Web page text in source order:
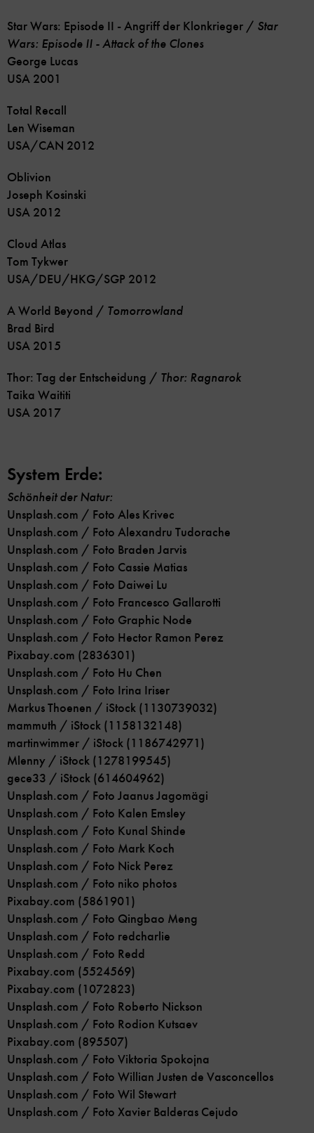
Star Wars: Episode II - Angriff der Klonkrieger / Star
Wars: Episode II - Attack of the Clones
George Lucas
USA 2001
Total Recall
Len Wiseman
USA/CAN 2012
Oblivion
Joseph Kosinski
USA 2012
Cloud Atlas
Tom Tykwer
USA/DEU/HKG/SGP 2012
A World Beyond / Tomorrowland
Brad Bird
USA 2015
Thor: Tag der Entscheidung / Thor: Ragnarok
Taika Waititi
USA 2017
System Erde:
Schönheit der Natur:
Unsplash.com / Foto Ales Krivec
Unsplash.com / Foto Alexandru Tudorache
Unsplash.com / Foto Braden Jarvis
Unsplash.com / Foto Cassie Matias
Unsplash.com / Foto Daiwei Lu
Unsplash.com / Foto Francesco Gallarotti
Unsplash.com / Foto Graphic Node
Unsplash.com / Foto Hector Ramon Perez
Pixabay.com (2836301)
Unsplash.com / Foto Hu Chen
Unsplash.com / Foto Irina Iriser
Markus Thoenen / iStock (1130739032)
mammuth / iStock (1158132148)
martinwimmer / iStock (1186742971)
Mlenny / iStock (1278199545)
gece33 / iStock (614604962)
Unsplash.com / Foto Jaanus Jagomägi
Unsplash.com / Foto Kalen Emsley
Unsplash.com / Foto Kunal Shinde
Unsplash.com / Foto Mark Koch
Unsplash.com / Foto Nick Perez
Unsplash.com / Foto niko photos
Pixabay.com (5861901)
Unsplash.com / Foto Qingbao Meng
Unsplash.com / Foto redcharlie
Unsplash.com / Foto Redd
Pixabay.com (5524569)
Pixabay.com (1072823)
Unsplash.com / Foto Roberto Nickson
Unsplash.com / Foto Rodion Kutsaev
Pixabay.com (895507)
Unsplash.com / Foto Viktoria Spokojna
Unsplash.com / Foto Willian Justen de Vasconcellos
Unsplash.com / Foto Wil Stewart
Unsplash.com / Foto Xavier Balderas Cejudo